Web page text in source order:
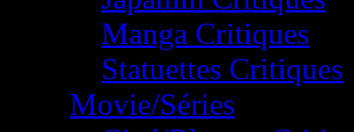
Manga Critiques
Statuettes Critiques
Movie/Séries